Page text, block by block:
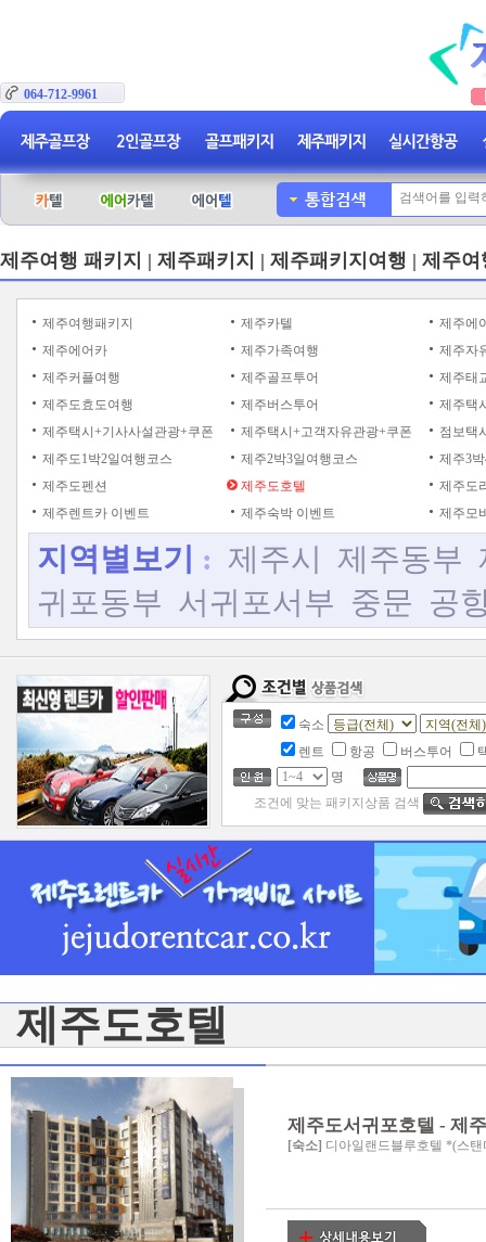
064-712-9961
제주여행 패키지 | 제주패키지 | 제주패키지여행 | 제주여
제주여행패키지 제주카텔
제주에
제주에어카
제주가족여행
제주자
제주커플여행
제주골프투어
제주태
제주도효도여행
제주버스투어
제주택
제주택시+기사사설관광+쿠폰
제주택시+고객자유관광+쿠폰
점보택
제주도1박2일여행코스
제주2박3일여행코스
제주3
제주도펜션
제주도호텔
제주도
제주렌트카 이벤트
제주숙박 이벤트 제주모
지역별보기 : 제주시 제주동부
귀포동부 서귀포서부 중문 공
숙소
렌트
항공 버스투어
명
조건에 맞는 패키지상품 검색
제주도호텔
제주도서귀포호텔 - 제
[숙소] 디아일랜드블루호텔 *(스